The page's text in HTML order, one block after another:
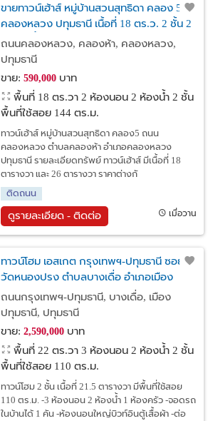
ขายทาวน์เฮ้าส์ หมู่บ้านสวนสุทธิดา คลอง 5
คลองหลวง ปทุมธานี เนื้อที่ 18 ตร.ว. 2 ชั้น 2
นอน 2 น้ำ
ถนนคลองหลวง, คลองห้า, คลองหลวง,
ปทุมธานี
ขาย: 590,000บาท
พื้นที่ 18 ตร.วา 2 ห้องนอน 2 ห้องน้ำ 2 ชั้น
พื้นที่ใช้สอย 144 ตร.ม.
ทาวน์เฮ้าส์ หมู่บ้านสวนสุทธิดา คลอง5 ถนน
คลองหลวง ตำบลคลองห้า อำเภอคลองหลวง
ปทุมธานี รายละเอียดทรัพย์ ทาวน์เฮ้าส์ มีเนื้อที่ 18
ตารางวา และ 26 ตารางวา ราคาต่างกั
ติดถนน
ดูรายละเอียด - ติดต่อ เมื่อวาน
ทาวน์โฮม เอสเกต กรุงเทพฯ-ปทุมธานี ซอย
วัดหนองปรง ตำบลบางเดื่อ อำเภอเมือง
ปทุมธานี จังหวัดปทุมธานี
ถนนกรุงเทพฯ-ปทุมธานี, บางเดื่อ, เมือง
ปทุมธานี, ปทุมธานี
ขาย: 2,590,000บาท
พื้นที่ 22 ตร.วา 3 ห้องนอน 2 ห้องน้ำ 2 ชั้น
พื้นที่ใช้สอย 110 ตร.ม.
ทาวน์โฮม 2 ชั้น เนื้อที่ 21.5 ตารางวา มีพื้นที่ใช้สอย
110 ตร.ม. -3 ห้องนอน 2 ห้องน้ำ 1 ห้องครัว -จอดรถ
ในบ้านได้ 1 คัน -ห้องนอนใหญ่บิวท์อินตู้เสื้อผ้า -ต่อ